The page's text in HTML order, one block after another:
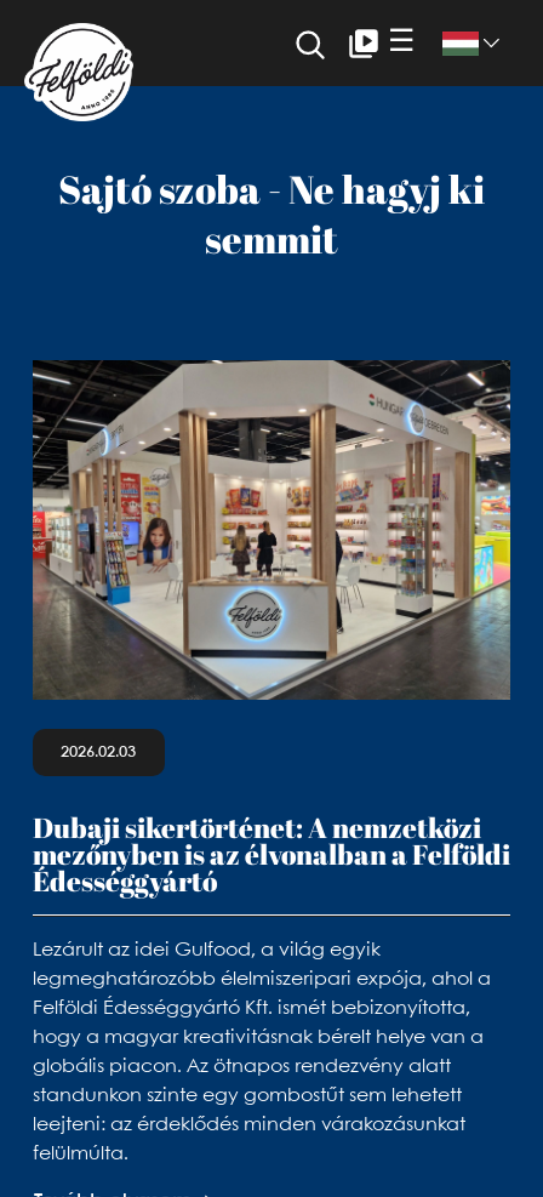
☰
Sajtó szoba - Ne hagyj ki
semmit
2026.02.03
Dubaji sikertörténet: A nemzetközi
mezőnyben is az élvonalban a Felföldi
Édességgyártó
Lezárult az idei Gulfood, a világ egyik
legmeghatározóbb élelmiszeripari expója, ahol a
Felföldi Édességgyártó Kft. ismét bebizonyította,
hogy a magyar kreativitásnak bérelt helye van a
globális piacon. Az ötnapos rendezvény alatt
standunkon szinte egy gombostűt sem lehetett
leejteni: az érdeklődés minden várakozásunkat
felülmúlta.